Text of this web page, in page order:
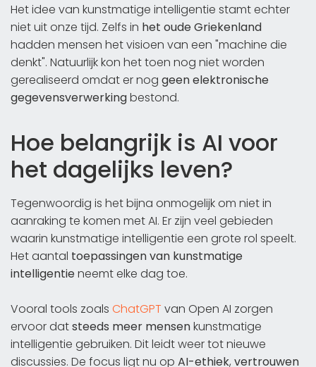
Het idee van kunstmatige intelligentie stamt echter
niet uit onze tijd. Zelfs in het oude Griekenland
hadden mensen het visioen van een "machine die
denkt". Natuurlijk kon het toen nog niet worden
gerealiseerd omdat er nog geenelektronische
gegevensverwerkingbestond.
Hoe belangrijk is AI voor
het dagelijks leven?
Tegenwoordig is het bijna onmogelijk om niet in
aanraking te komen met AI. Er zijn veel gebieden
waarin kunstmatige intelligentie een grote rol speelt.
Het aantal toepassingen van kunstmatige
intelligentieneemt elke dag toe.
Vooral tools zoals ChatGPT van Open AI zorgen
ervoor datsteeds meer mensenkunstmatige
intelligentie gebruiken. Dit leidt weer tot nieuwe
discussies. De focus ligt nu op AI-ethiek, vertrouwen